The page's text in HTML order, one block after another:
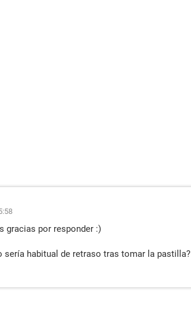
gracias por responder :)
sería habitual de retraso tras tomar la pastilla?